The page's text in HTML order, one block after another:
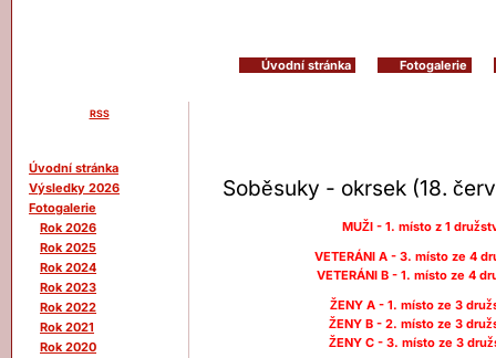
Úvodní stránka Fotogalerie
RSS
Úvodní stránka
Výsledky 2026
Fotogalerie
Rok 2026
Rok 2025
Rok 2024
Rok 2023
Rok 2022
Rok 2021
Rok 2020
Soběsuky - okrsek (18.
MUŽI - 1. místo z 1
VETERÁNI A - 3. místo ze 4
VETERÁNI B - 1. místo ze 4
ŽENY A - 1. místo ze 3
ŽENY B - 2. místo ze 3
ŽENY C - 3. místo ze 3